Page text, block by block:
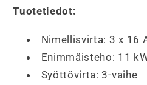
Tuotetiedot:
Nimellisvirta: 3 x 16
Enimmäisteho: 11
Syöttövirta: 3-vaihe